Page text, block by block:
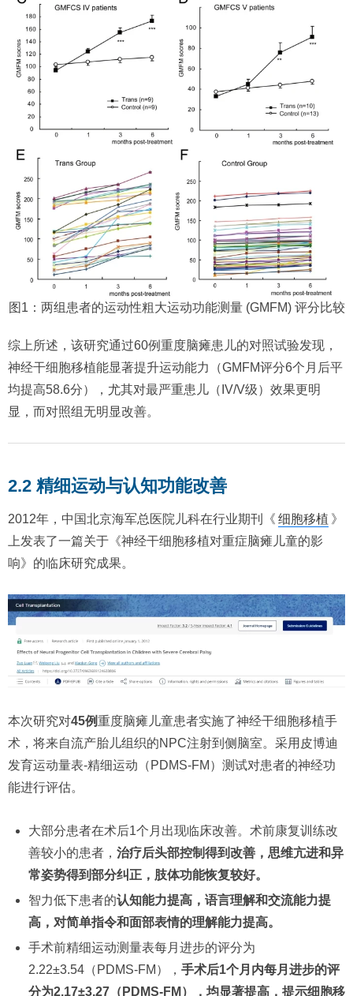
图1：两组患者的运动性粗大运动功能测量 (GMFM) 评分比较
综上所述，该研究通过60例重度脑瘫患儿的对照试验发现，
神经干细胞移植能显著提升运动能力（GMFM评分6个月后平
均提高58.6分），尤其对最严重患儿（IV/V级）效果更明
显，而对照组无明显改善。
2.2 精细运动与认知功能改善
2012年，中国北京海军总医院儿科在行业期刊《 细胞移植 》
上发表了一篇关于《神经干细胞移植对重症脑瘫儿童的影
响》的临床研究成果。
本次研究对45例重度脑瘫儿童患者实施了神经干细胞移植手
术，将来自流产胎儿组织的NPC注射到侧脑室。采用皮博迪
发育运动量表-精细运动（PDMS-FM）测试对患者的神经功
能进行评估。
大部分患者在术后1个月出现临床改善。术前康复训练改
善较小的患者， 治疗后头部控制得到改善，思维亢进和异
常姿势得到部分纠正，肢体功能恢复较好。
智力低下患者的认知能力提高，语言理解和交流能力提
高，对简单指令和面部表情的理解能力提高。
手术前精细运动测量表每月进步的评分为
2.22±3.54（PDMS-FM）， 手术后1个月内每月进步的评
分为2.17±3.27（PDMS-FM），均显著提高，提示细胞移